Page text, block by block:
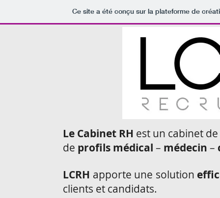
Ce site a été conçu sur la plateforme de
Le Cabinet RH est un cabinet
de profils médical – médecin –
LCRH apporte une solution
clients et candidats.